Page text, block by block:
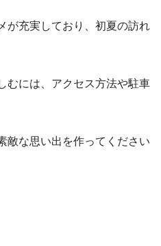
が充実しており、初夏の訪れ
むには、アクセス方法や駐車
敵な思い出を作ってください